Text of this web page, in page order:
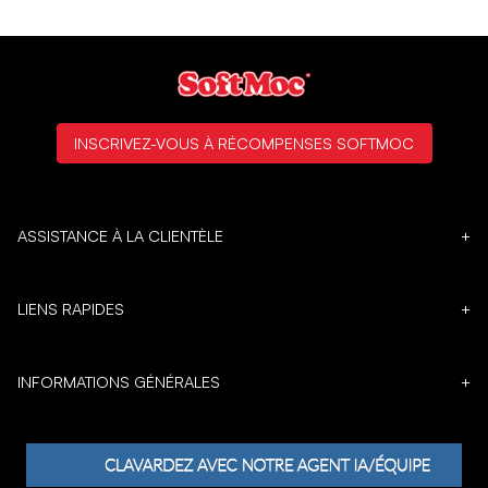
ASSISTANCE À LA CLIENTÈLE +
LIENS RAPIDES +
INFORMATIONS GÉNÉRALES +
INSCRIVEZ-VOUS À RÉCOMPENSES SOFTMOC